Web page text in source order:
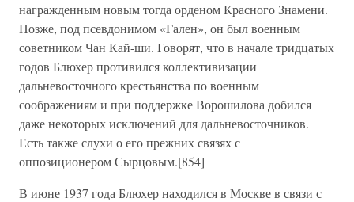
награжденным новым тогда орденом Красного Знамени.
Позже, под псевдонимом «Гален», он был военным
советником Чан Кай-ши. Говорят, что в начале тридцатых
годов Блюхер противился коллективизации
дальневосточного крестьянства по военным
соображениям и при поддержке Ворошилова добился
даже некоторых исключений для дальневосточников.
Есть также слухи о его прежних связях с
оппозиционером Сырцовым.[854]
В июне 1937 года Блюхер находился в Москве в связи с